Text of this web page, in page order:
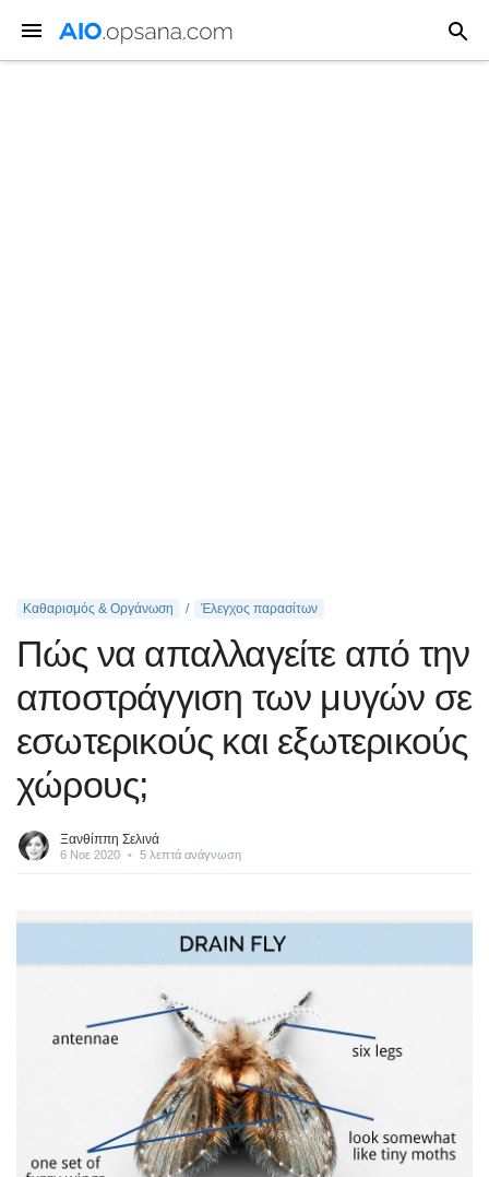
Καθαρισμός & Οργάνωση Έλεγχος παρασίτων
Πώς να απαλλαγείτε από την
αποστράγγιση των μυγών σε
εσωτερικούς και εξωτερικούς
χώρους;
Ξανθίππη Σελινά
6 Νοε 2020 • 5 λεπτά ανάγνωση